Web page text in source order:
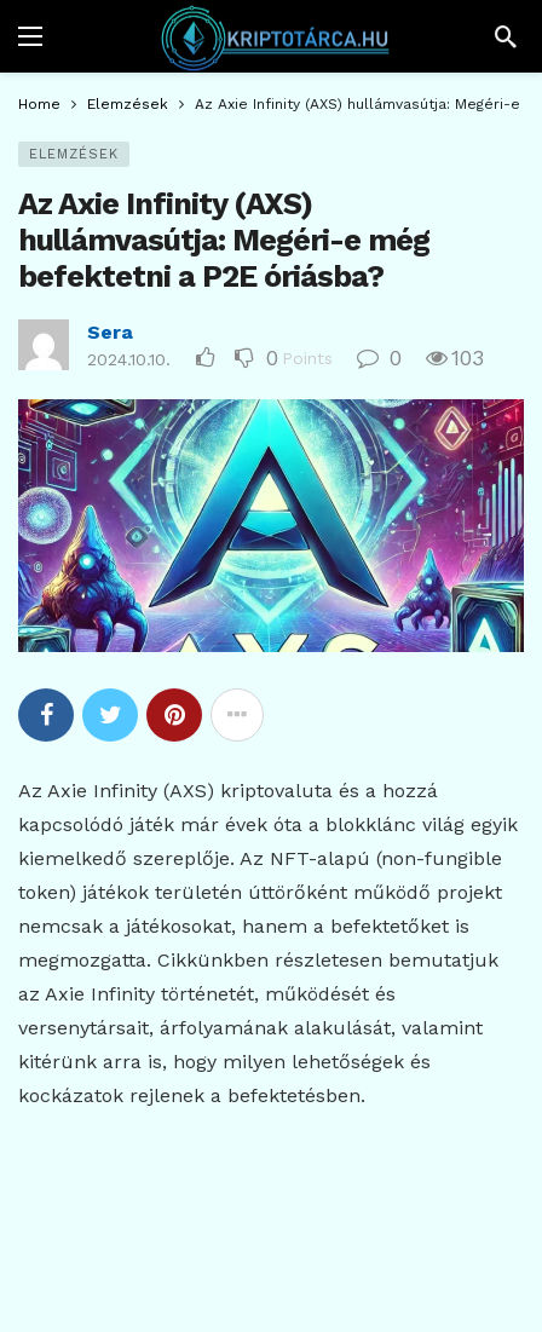
Home Elemzések Az Axie Infinity (AXS) hullámvasútja: Megéri-e
ELEMZÉSEK
Az Axie Infinity (AXS)
hullámvasútja: Megéri-e még
befektetni a P2E óriásba?
Sera
2024.10.10. 0 Points 0 103
Az Axie Infinity (AXS) kriptovaluta és a hozzá
kapcsolódó játék már évek óta a blokklánc világ egyik
kiemelkedő szereplője. Az NFT-alapú (non-fungible
token) játékok területén úttörőként működő projekt
nemcsak a játékosokat, hanem a befektetőket is
megmozgatta. Cikkünkben részletesen bemutatjuk
az Axie Infinity történetét, működését és
versenytársait, árfolyamának alakulását, valamint
kitérünk arra is, hogy milyen lehetőségek és
kockázatok rejlenek a befektetésben.